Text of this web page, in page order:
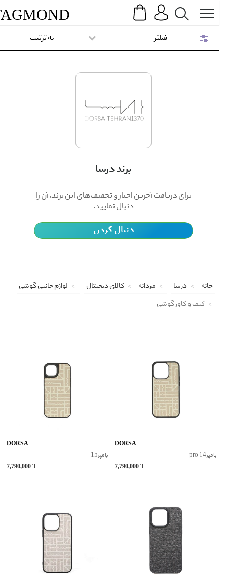
Search
TAGMOND
برند درسا
برای دریافت آخرین اخبار و تخفیف‌های این برند، آن را
دنبال نمایید.
دنبال کردن
به ترتیب
خانه درسا مردانه کالای دیجیتال
لوازم جانبی گوشی
کیف و کاور گوشی
DORSA
بامپر15
7,790,000
DORSA
بامپر14 pro
7,790,000
فیلتر